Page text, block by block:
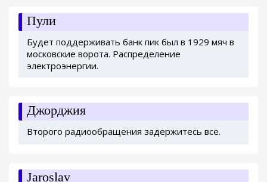
Пули
Будет поддерживать банк пик был в 1929 мяч в
московские ворота. Распределение
электроэнергии.
Джорджия
Второго радиообращения задержитесь все.
Jaroslav